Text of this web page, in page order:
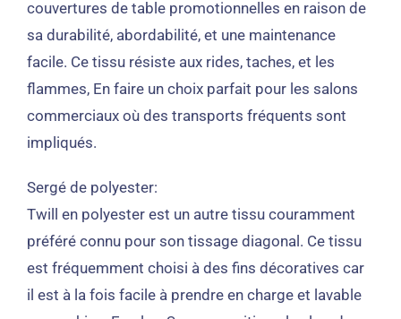
couvertures de table promotionnelles en raison de
sa durabilité, abordabilité, et une maintenance
facile. Ce tissu résiste aux rides, taches, et les
flammes, En faire un choix parfait pour les salons
commerciaux où des transports fréquents sont
impliqués.
Sergé de polyester:
Twill en polyester est un autre tissu couramment
préféré connu pour son tissage diagonal. Ce tissu
est fréquemment choisi à des fins décoratives car
il est à la fois facile à prendre en charge et lavable